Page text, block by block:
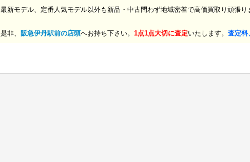
最新モデル、定番人気モデル以外も新品・中古問わず地域密着で高価買取り頑張り
是非、 阪急伊丹駅前の店頭へお持ち下さい。 1点1点大切に査定いたします。 査定料